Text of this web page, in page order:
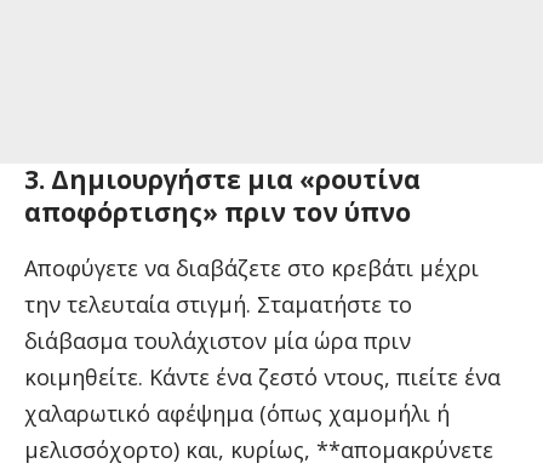
3. Δημιουργήστε μια «ρουτίνα
αποφόρτισης» πριν τον ύπνο
Αποφύγετε να διαβάζετε στο κρεβάτι μέχρι
την τελευταία στιγμή. Σταματήστε το
διάβασμα τουλάχιστον μία ώρα πριν
κοιμηθείτε. Κάντε ένα ζεστό ντους, πιείτε ένα
χαλαρωτικό αφέψημα (όπως χαμομήλι ή
μελισσόχορτο) και, κυρίως, **απομακρύνετε